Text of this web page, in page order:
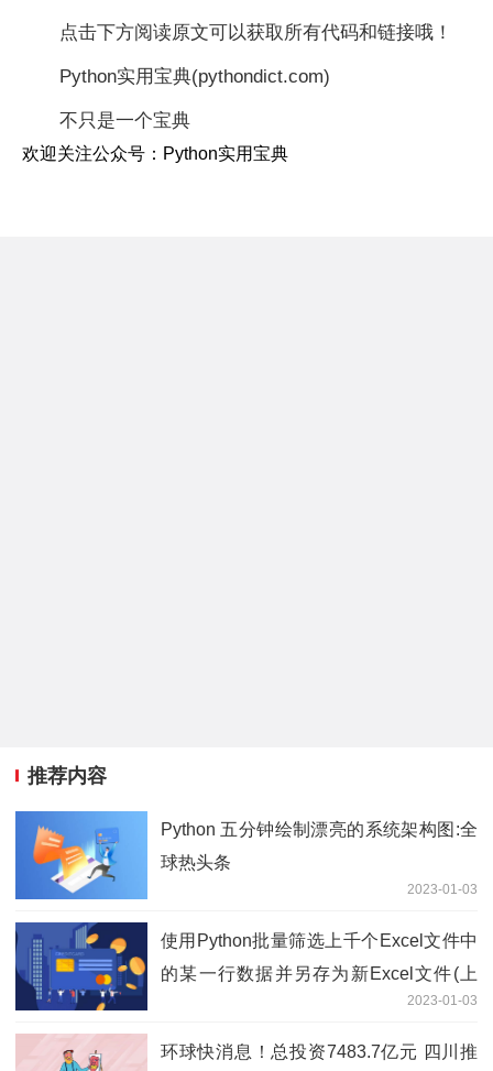
点击下方阅读原文可以获取所有代码和链接哦！
Python实用宝典(pythondict.com)
不只是一个宝典
欢迎关注公众号：Python实用宝典
推荐内容
Python 五分钟绘制漂亮的系统架构图:全
球热头条
2023-01-03
使用Python批量筛选上千个Excel文件中
的某一行数据并另存为新Excel文件(上
2023-01-03
环球快消息！总投资7483.7亿元 四川推